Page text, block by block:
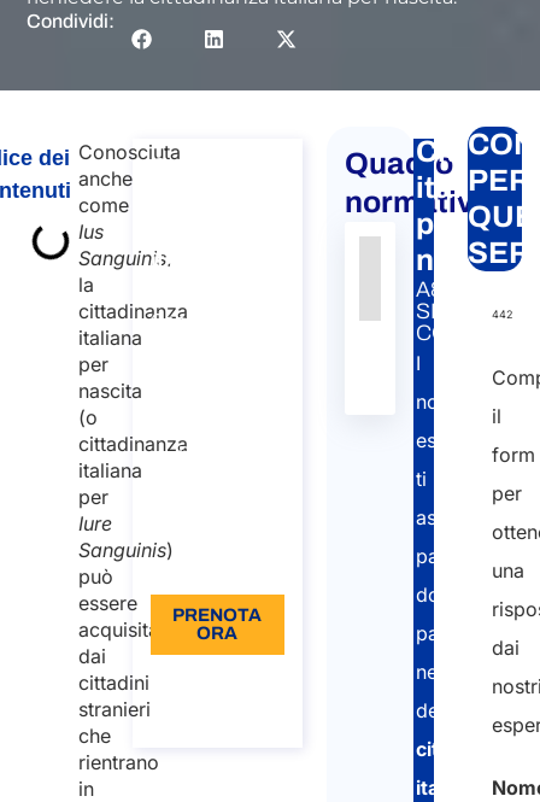
Condividi:
dei Conosciuta
anche
come
Ius
Sanguinis,
la
cittadinanza
italiana
per
nascita
(o
cittadinanza
italiana
per
Iure
Sanguinis)
può
essere
acquisita
dai
cittadini
stranieri
che
rientrano
in
Consulenza
italiana per
Consulenza
Durata: 30
PRENOTA
ORA
Quadro
normativo
A&P
SERVIZIO
italiana
per
nascita
I
nostri
esperti
ti
assisteranno
passo
dopo
passo
della
cittadinanza
italiana
PER
442
il
form
per
una
dai